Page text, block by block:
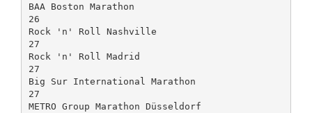
BAA Boston Marathon
26
Rock 'n' Roll Nashville
27
Rock 'n' Roll Madrid
27
Big Sur International Marathon
27
METRO Group Marathon Düsseldorf